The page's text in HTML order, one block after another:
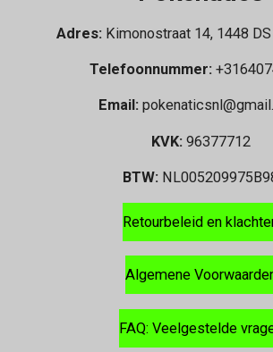
Adres: Kimonostraat 14, 1448
Telefoonnummer:
Email:
KVK:96377712
BTW:
Retourbeleid en
Algemene
FAQ: Veelgestelde